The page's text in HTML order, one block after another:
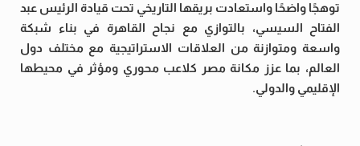
توهجًا واضحًا واستعادت بريقها التاريخي تحت قيادة الرئيس عبد
الفتاح السيسي، بالتوازي مع نجاح القاهرة في بناء شبكة
واسعة ومتوازنة من العلاقات الاستراتيجية مع مختلف دول
العالم، بما عزز مكانة مصر كلاعب محوري ومؤثر في محيطها
الإقليمي والدولي.